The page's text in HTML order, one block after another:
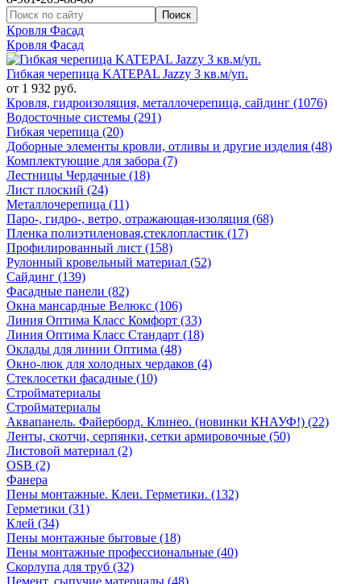
Кровля Фасад
Кровля Фасад
Гибкая черепица KATEPAL Jazzy 3 кв.м/уп.
от 1 932 руб.
Кровля, гидроизоляция, металлочерепица, сайдинг (1076)
Водосточные системы (291)
Гибкая черепица (20)
Доборные элементы кровли, отливы и другие изделия (48)
Комплектующие для забора (7)
Лестницы Чердачные (18)
Лист плоский (24)
Металлочерепица (11)
Паро-, гидро-, ветро, отражающая-изоляция (68)
Пленка полиэтиленовая,стеклопластик (17)
Профилированный лист (158)
Рулонный кровельный материал (52)
Сайдинг (139)
Фасадные панели (82)
Окна мансардные Велюкс (106)
Линия Оптима Класс Комфорт (33)
Линия Оптима Класс Стандарт (18)
Оклады для линии Оптима (48)
Окно-люк для холодных чердаков (4)
Стеклосетки фасадные (10)
Стройматериалы
Стройматериалы
Аквапанель. Файерборд. Клинео. (новинки КНАУФ!) (22)
Ленты, скотчи, серпянки, сетки армировочные (50)
Листовой материал (2)
OSB (2)
Фанера
Пены монтажные. Клеи. Герметики. (132)
Герметики (31)
Клей (34)
Пены монтажные бытовые (18)
Пены монтажные профессиональные (40)
Скорлупа для труб (32)
Цемент, сыпучие материалы (48)